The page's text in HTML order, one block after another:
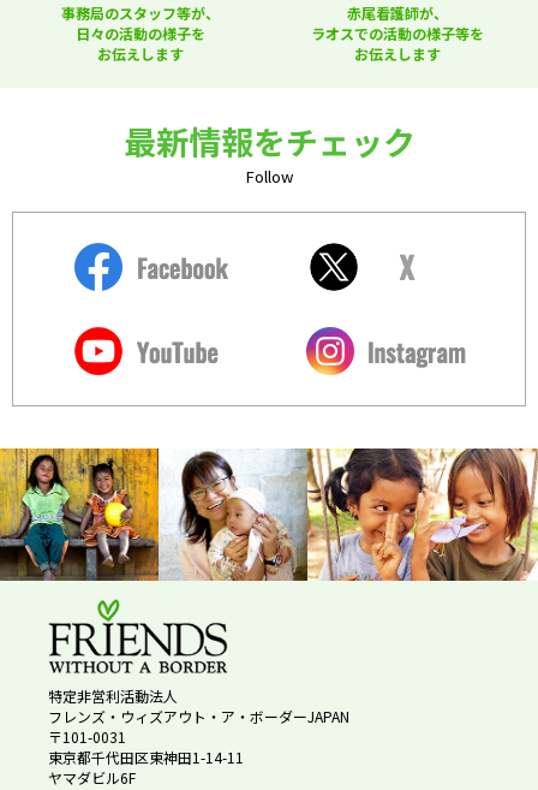
事務局のスタッフ等が、
日々の活動の様子を
お伝えします
赤尾看護師が、
ラオスでの活動の様子等を
お伝えします
最新情報をチェック
Follow
特定非営利活動法人
フレンズ・ウィズアウト・ア・ボーダーJAPAN
〒101-0031
東京都千代田区東神田1-14-11
ヤマダビル6F